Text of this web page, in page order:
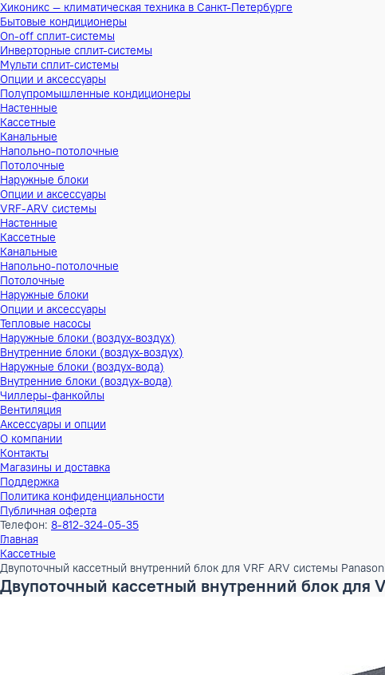
Хиконикс — климатическая техника в Санкт-Петербурге
Бытовые кондиционеры
On-off сплит-системы
Инверторные сплит-системы
Мульти сплит-системы
Опции и аксессуары
Полупромышленные кондиционеры
Настенные
Кассетные
Канальные
Напольно-потолочные
Потолочные
Наружные блоки
Опции и аксессуары
VRF-ARV системы
Настенные
Кассетные
Канальные
Напольно-потолочные
Потолочные
Наружные блоки
Опции и аксессуары
Тепловые насосы
Наружные блоки (воздух-воздух)
Внутренние блоки (воздух-воздух)
Наружные блоки (воздух-вода)
Внутренние блоки (воздух-вода)
Чиллеры-фанкойлы
Вентиляция
Аксессуары и опции
О компании
Контакты
Магазины и доставка
Поддержка
Политика конфиденциальности
Публичная оферта
Телефон:8-812-324-05-35
Главная
Двупоточный кассетный внутренний блок